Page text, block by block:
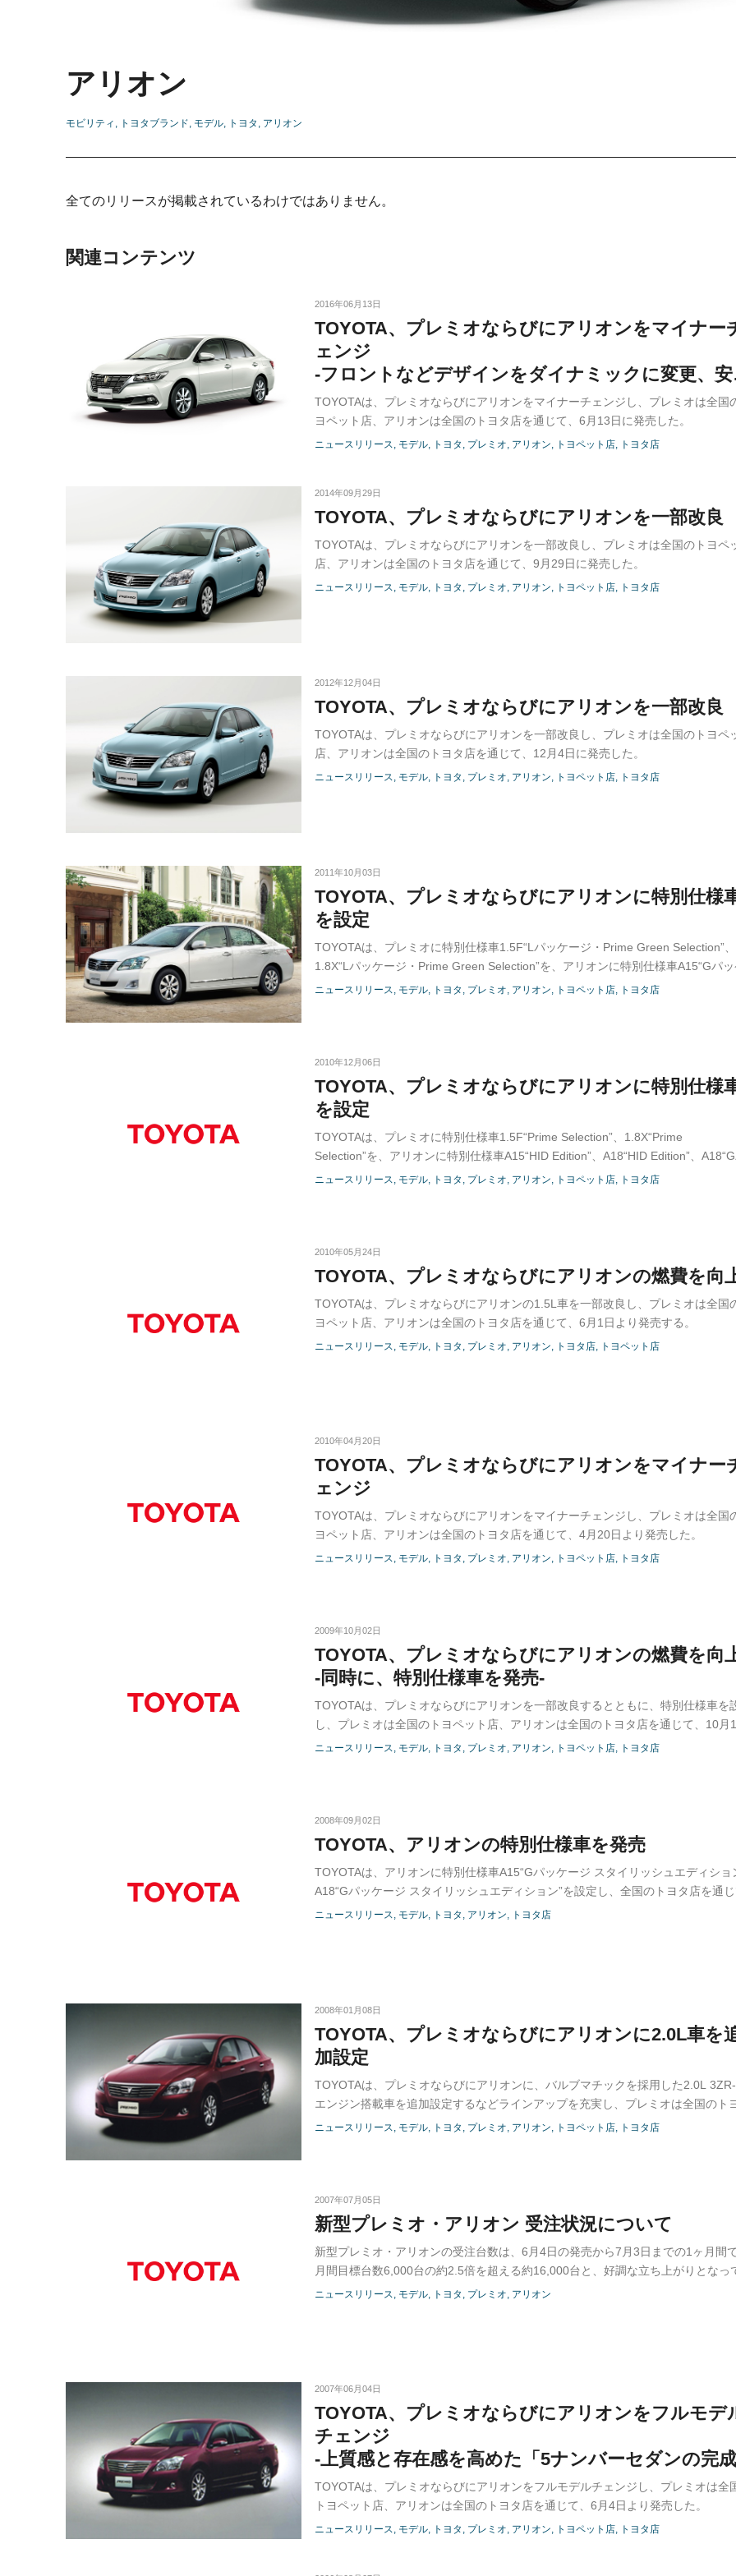
アリオン
モビリティ トヨタブランド モデル トヨタ アリオン
全てのリリースが掲載されているわけではありません。
関連コンテンツ
2016年06月13日
TOYOTA、プレミオならびにアリオンをマイナー
ェンジ
-フロントなどデザインをダイナミックに変更、安
装備も充実-
TOYOTAは、プレミオならびにアリオンをマイナーチェンジし、プレミオは全国
ヨペット店、アリオンは全国のトヨタ店を通じて、6月13日に発売した。
ニュースリリース モデル トヨタ プレミオ アリオン トヨペット店 トヨタ店
2014年09月29日
TOYOTA、プレミオならびにアリオンを一部改良
TOYOTAは、プレミオならびにアリオンを一部改良し、プレミオは全国のトヨペ
店、アリオンは全国のトヨタ店を通じて、9月29日に発売した。
ニュースリリース モデル トヨタ プレミオ アリオン トヨペット店 トヨタ店
2012年12月04日
TOYOTA、プレミオならびにアリオンを一部改良
TOYOTAは、プレミオならびにアリオンを一部改良し、プレミオは全国のトヨペ
店、アリオンは全国のトヨタ店を通じて、12月4日に発売した。
ニュースリリース モデル トヨタ プレミオ アリオン トヨペット店 トヨタ店
2011年10月03日
TOYOTA、プレミオならびにアリオンに特別仕様
を設定
TOYOTAは、プレミオに特別仕様車1.5F“Lパッケージ・Prime Green Selection”、
1.8X“Lパッケージ・Prime Green Selection”を、アリオンに特別仕様車A15“Gパッ
ジ・Limited”、A18“Gパッケージ・Limited Power-Seat Edition”を設定し、プレミ
ニュースリリース モデル トヨタ プレミオ アリオン トヨペット店 トヨタ店
2010年12月06日
TOYOTA、プレミオならびにアリオンに特別仕様
を設定
TOYOTAは、プレミオに特別仕様車1.5F“Prime Selection”、1.8X“Prime
Selection”を、アリオンに特別仕様車A15“HID Edition”、A18“HID Edition”、A18“G
ケージ・Luxury Edition”を設定し、プレミオは全国のトヨペット店、アリオンは全
ニュースリリース モデル トヨタ プレミオ アリオン トヨペット店 トヨタ店
2010年05月24日
TOYOTA、プレミオならびにアリオンの燃費を向
TOYOTAは、プレミオならびにアリオンの1.5L車を一部改良し、プレミオは全国
ヨペット店、アリオンは全国のトヨタ店を通じて、6月1日より発売する。
ニュースリリース モデル トヨタ プレミオ アリオン トヨタ店 トヨペット店
2010年04月20日
TOYOTA、プレミオならびにアリオンをマイナー
ェンジ
TOYOTAは、プレミオならびにアリオンをマイナーチェンジし、プレミオは全国
ヨペット店、アリオンは全国のトヨタ店を通じて、4月20日より発売した。
ニュースリリース モデル トヨタ プレミオ アリオン トヨペット店 トヨタ店
2009年10月02日
TOYOTA、プレミオならびにアリオンの燃費を向
-同時に、特別仕様車を発売-
TOYOTAは、プレミオならびにアリオンを一部改良するとともに、特別仕様車を
し、プレミオは全国のトヨペット店、アリオンは全国のトヨタ店を通じて、10月
より発売する。
ニュースリリース モデル トヨタ プレミオ アリオン トヨペット店 トヨタ店
2008年09月02日
TOYOTA、アリオンの特別仕様車を発売
TOYOTAは、アリオンに特別仕様車A15“Gパッケージ スタイリッシュエディショ
A18“Gパッケージ スタイリッシュエディション”を設定し、全国のトヨタ店を通じ
月2日より発売した。
ニュースリリース モデル トヨタ アリオン トヨタ店
2008年01月08日
TOYOTA、プレミオならびにアリオンに2.0L車を
加設定
TOYOTAは、プレミオならびにアリオンに、バルブマチックを採用した2.0L
エンジン搭載車を追加設定するなどラインアップを充実し、プレミオは全国のトヨ
ット店、アリオンは全国のトヨタ店を通じて、1月8日より発売した。
ニュースリリース モデル トヨタ プレミオ アリオン トヨペット店 トヨタ店
2007年07月05日
新型プレミオ・アリオン 受注状況について
新型プレミオ・アリオンの受注台数は、6月4日の発売から7月3日までの1ヶ月間で
月間目標台数6,000台の約2.5倍を超える約16,000台と、好調な立ち上がりとなっ
る。
ニュースリリース モデル トヨタ プレミオ アリオン
2007年06月04日
TOYOTA、プレミオならびにアリオンをフルモデ
チェンジ
-上質感と存在感を高めた「5ナンバーセダンの完成
形」-
TOYOTAは、プレミオならびにアリオンをフルモデルチェンジし、プレミオは全
トヨペット店、アリオンは全国のトヨタ店を通じて、6月4日より発売した。
ニュースリリース モデル トヨタ プレミオ アリオン トヨペット店 トヨタ店